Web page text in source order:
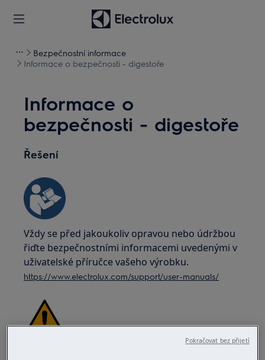
Bezpečnostní informace
Informace o bezpečnosti - digestoře
Informace o
bezpečnosti - digestoře
Řešení
Vždy se před jakoukoliv opravou nebo údržbou
řiďte bezpečnostními informacemi uvedenými v
uživatelské příručce vašeho výrobku.
https://www.electrolux.com/support/user-manuals/
Pokračovat bez přijetí